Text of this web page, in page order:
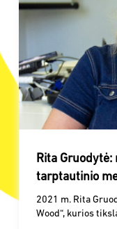
Rita Gruodytė:
tarptautinio
2021 m. Rita
Wood“, kurios